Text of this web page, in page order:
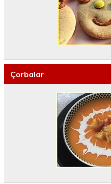
Çorbalar